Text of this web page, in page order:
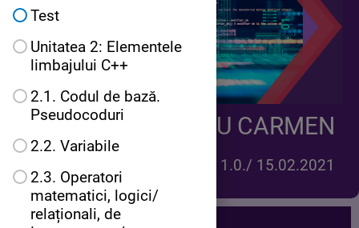
Test
Unitatea 2: Elementele
limbajului C++
2.1. Codul de bază.
Pseudocoduri
2.2. Variabile
2.3. Operatori
matematici, logici/
relaționali, de
ARAMĂ-PĂSĂLĂU CARMEN
Versiunea 1.0./ 15.02.2021